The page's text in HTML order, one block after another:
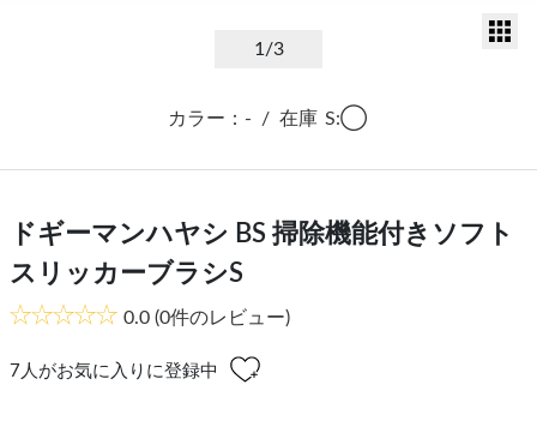
1/3
カラー：- / 在庫 S:◯
ドギーマンハヤシ BS 掃除機能付きソフト
スリッカーブラシS
0.0 (0件のレビュー)
7 人がお気に入りに登録中